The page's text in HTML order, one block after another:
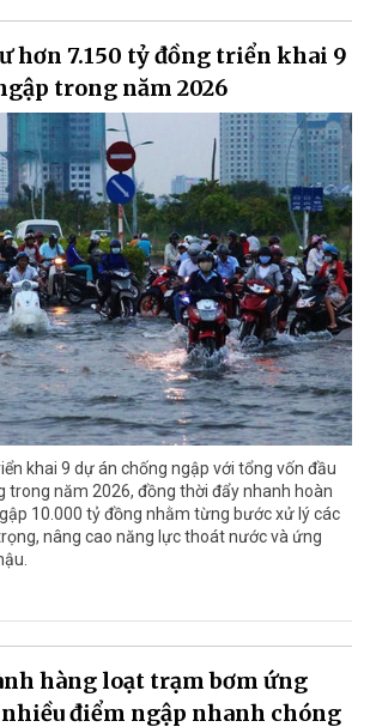
hơn 7.150 tỷ đồng triển khai 9
trong năm 2026
khai 9 dự án chống ngập với tổng vốn đầu
trong năm 2026, đồng thời đẩy nhanh hoàn
10.000 tỷ đồng nhằm từng bước xử lý các
nâng cao năng lực thoát nước và ứng
hàng loạt trạm bơm ứng
điểm ngập nhanh chóng